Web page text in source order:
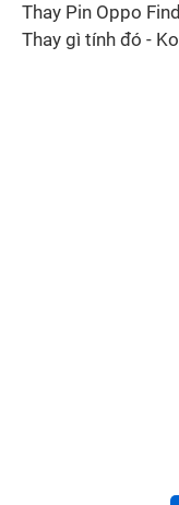
Thay Pin Oppo
Thay gì tính đó -